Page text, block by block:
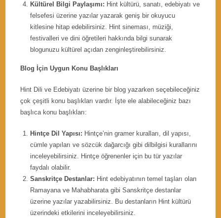
Kültürel Bilgi Paylaşımı: Hint kültürü, sanatı, edebiyatı ve
felsefesi üzerine yazılar yazarak geniş bir okuyucu
kitlesine hitap edebilirsiniz. Hint sineması, müziği,
festivalleri ve dini öğretileri hakkında bilgi sunarak
blogunuzu kültürel açıdan zenginleştirebilirsiniz.
Blog İçin Uygun Konu Başlıkları
Hint Dili ve Edebiyatı üzerine bir blog yazarken seçebileceğiniz
çok çeşitli konu başlıkları vardır. İşte ele alabileceğiniz bazı
başlıca konu başlıkları:
Hintçe Dil Yapısı: Hintçe’nin gramer kuralları, dil yapısı,
cümle yapıları ve sözcük dağarcığı gibi dilbilgisi kurallarını
inceleyebilirsiniz. Hintçe öğrenenler için bu tür yazılar
faydalı olabilir.
Sanskritçe Destanlar: Hint edebiyatının temel taşları olan
Ramayana ve Mahabharata gibi Sanskritçe destanlar
üzerine yazılar yazabilirsiniz. Bu destanların Hint kültürü
üzerindeki etkilerini inceleyebilirsiniz.